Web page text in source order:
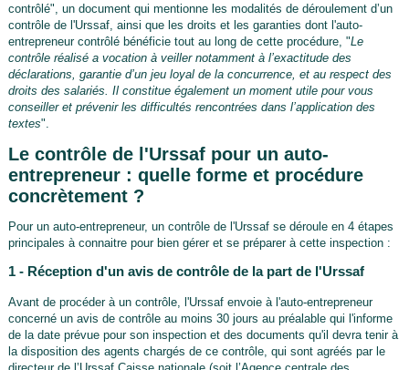
contrôlé", un document qui mentionne les modalités de déroulement d’un
contrôle de l'Urssaf, ainsi que les droits et les garanties dont l'auto-
entrepreneur contrôlé bénéficie tout au long de cette procédure, "Le
contrôle réalisé a vocation à veiller notamment à l’exactitude des
déclarations, garantie d’un jeu loyal de la concurrence, et au respect des
droits des salariés. Il constitue également un moment utile pour vous
conseiller et prévenir les difficultés rencontrées dans l’application des
textes".
Le contrôle de l'Urssaf pour un auto-
entrepreneur : quelle forme et procédure
concrètement ?
Pour un auto-entrepreneur, un contrôle de l'Urssaf se déroule en 4 étapes
principales à connaitre pour bien gérer et se préparer à cette inspection :
1 - Réception d'un avis de contrôle de la part de l'Urssaf
Avant de procéder à un contrôle, l'Urssaf envoie à l'auto-entrepreneur
concerné un avis de contrôle au moins 30 jours au préalable qui l'informe
de la date prévue pour son inspection et des documents qu'il devra tenir à
la disposition des agents chargés de ce contrôle, qui sont agréés par le